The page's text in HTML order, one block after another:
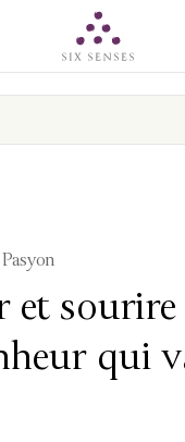
et
qui